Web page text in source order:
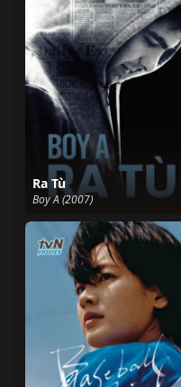
Ra Tù
Boy A (2007)